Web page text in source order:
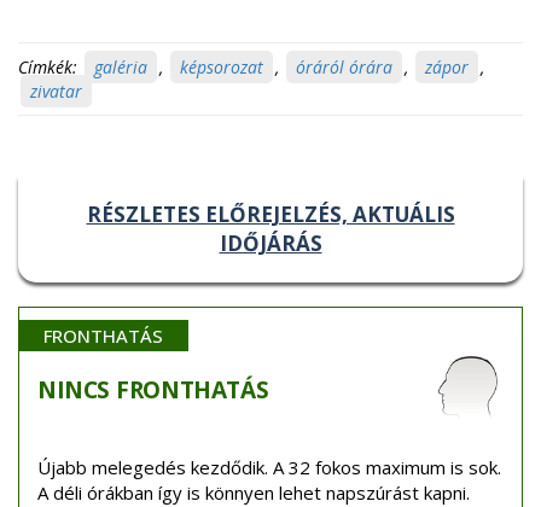
Címkék: galéria , képsorozat , óráról órára , zápor ,
zivatar
RÉSZLETES ELŐREJELZÉS, AKTUÁLIS
IDŐJÁRÁS
FRONTHATÁS
NINCS FRONTHATÁS
Újabb melegedés kezdődik. A 32 fokos maximum is sok.
A déli órákban így is könnyen lehet napszúrást kapni.